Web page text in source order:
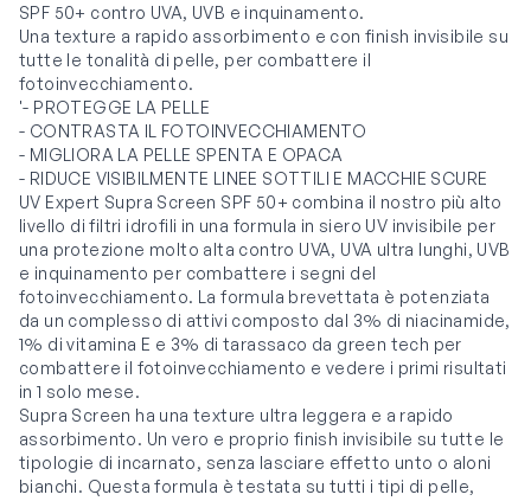
SPF 50+ contro UVA, UVB e inquinamento.
Una texture a rapido assorbimento e con finish invisibile su
tutte le tonalità di pelle, per combattere il
fotoinvecchiamento.
'- PROTEGGE LA PELLE
- CONTRASTA IL FOTOINVECCHIAMENTO
- MIGLIORA LA PELLE SPENTA E OPACA
- RIDUCE VISIBILMENTE LINEE SOTTILI E MACCHIE SCURE
UV Expert Supra Screen SPF 50+ combina il nostro più alto
livello di filtri idrofili in una formula in siero UV invisibile per
una protezione molto alta contro UVA, UVA ultra lunghi, UVB
e inquinamento per combattere i segni del
fotoinvecchiamento. La formula brevettata è potenziata
da un complesso di attivi composto dal 3% di niacinamide,
1% di vitamina E e 3% di tarassaco da green tech per
combattere il fotoinvecchiamento e vedere i primi risultati
in 1 solo mese.
Supra Screen ha una texture ultra leggera e a rapido
assorbimento. Un vero e proprio finish invisibile su tutte le
tipologie di incarnato, senza lasciare effetto unto o aloni
bianchi. Questa formula è testata su tutti i tipi di pelle,